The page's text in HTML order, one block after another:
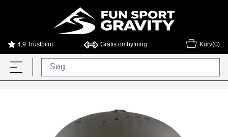
4,9 Trustpilot Gratis ombytning Kurv(0)